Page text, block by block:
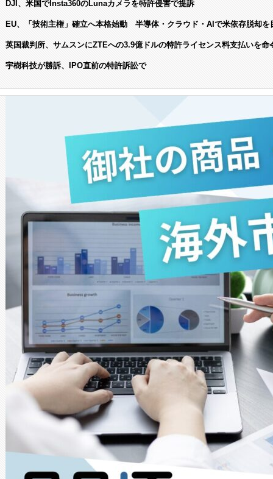
DJI、米国でInsta360のLunaカメラを特許侵害で提訴
EU、「技術主権」確立へ本格始動 半導体・クラウド・AIで米依存脱却を
英国裁判所、サムスンにZTEへの3.9億ドルの特許ライセンス料支払いを命
宇樹科技が勝訴、IPO直前の特許訴訟で